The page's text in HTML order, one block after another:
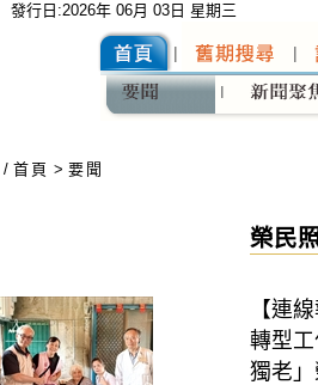
發行日:2026年 06月 03日 星期三
/ 首頁 > 要聞
榮民
【連
轉型
獨老